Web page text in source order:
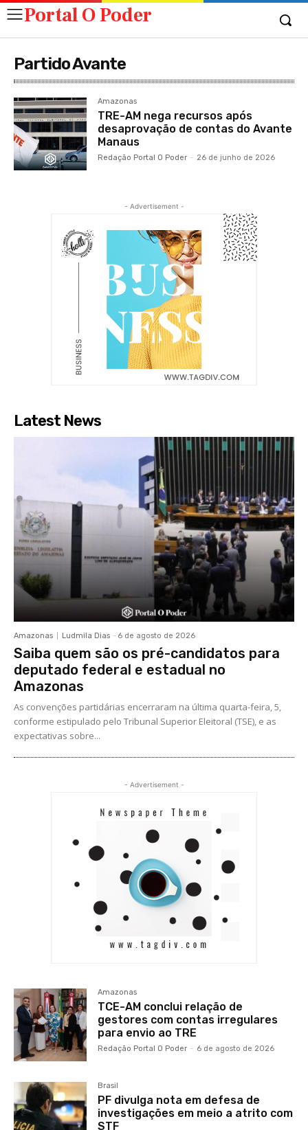
Portal O Poder
Partido Avante
Amazonas
TRE-AM nega recursos após
desaprovação de contas do Avante
Manaus
Redação Portal O Poder - 26 de junho de 2026
- Advertisement -
Latest News
Amazonas Ludmila Dias - 6 de agosto de 2026
Saiba quem são os pré-candidatos para
deputado federal e estadual no
Amazonas
As convenções partidárias encerraram na última quarta-feira, 5,
conforme estipulado pelo Tribunal Superior Eleitoral (TSE), e as
expectativas sobre...
- Advertisement -
Amazonas
TCE-AM conclui relação de
gestores com contas irregulares
para envio ao TRE
Redação Portal O Poder - 6 de agosto de 2026
Brasil
PF divulga nota em defesa de
investigações em meio a atrito com
STF